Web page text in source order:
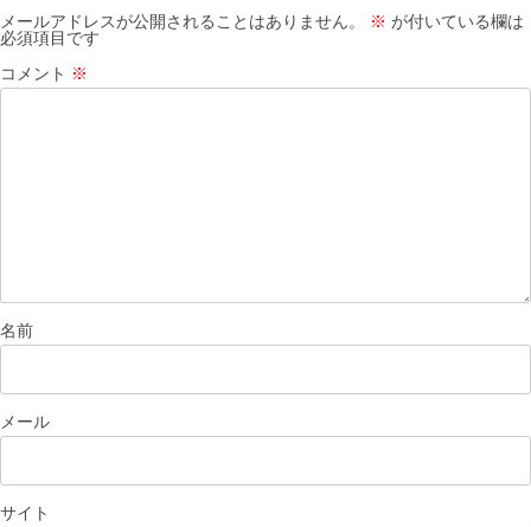
メールアドレスが公開されることはありません。 ※ が付いている欄は
必須項目です
コメント ※
名前
メール
サイト